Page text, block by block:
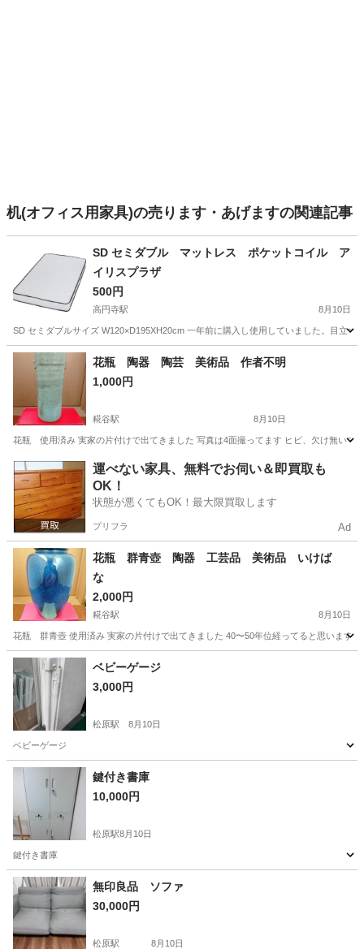
机(オフィス用家具)の売ります・あげますの関連記事
SD セミダブル マットレス ポケットコイル ア
イリスプラザ
500円
高円寺駅 8月10日
SD セミダブルサイズ W120×D195XH20cm 一年前に購入し使用していました。目立
東京 杉並区 高円寺駅 寝具
花瓶 陶器 陶芸 美術品 作者不明
1,000円
糀谷駅 8月10日
花瓶 使用済み 実家の片付けで出てきました 写真は4面撮ってます ヒビ、欠け無いで
東京 大田区 糀谷駅 インテリア雑貨/小物 使用済み
運べない家具、無料でお伺い＆即買取も
OK！
状態が悪くてもOK！最大限買取します
プリフラ Ad
花瓶 群青壺 陶器 工芸品 美術品 いけば
な
2,000円
糀谷駅 8月10日
花瓶 群青壺 使用済み 実家の片付けで出てきました 40〜50年位経ってると思います
東京 大田区 糀谷駅 インテリア雑貨/小物
ベビーゲージ
3,000円
松原駅 8月10日
ベビーゲージ
東京 世田谷区 松原駅
鍵付き書庫
10,000円
松原駅8月10日
鍵付き書庫
東京 世田谷区 松原駅
無印良品 ソファ
30,000円
松原駅 8月10日